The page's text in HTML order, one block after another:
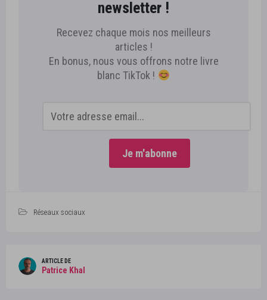
newsletter !
Recevez chaque mois nos meilleurs
articles !
En bonus, nous vous offrons notre livre
blanc TikTok !
Réseaux sociaux
ARTICLE DE
Patrice Khal